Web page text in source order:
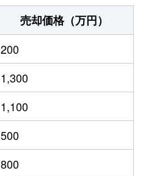
売却価格（万円）
200
1,300
1,100
500
800